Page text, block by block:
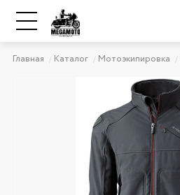
Главная Каталог Мотоэкипировка